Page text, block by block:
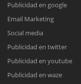
Nuestros ejecutivos le
Complete el
Todos nuestros
para enviarnos un
Publicidad en google
Email Marketing
Social media
Publicidad en twitter
Publicidad en youtube
Publicidad en waze